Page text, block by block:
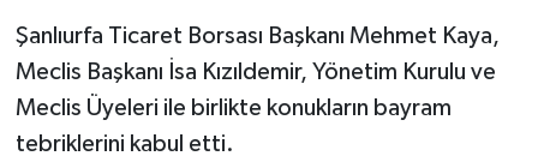
​Şanlıurfa Ticaret Borsası Başkanı Mehmet Kaya,
Meclis Başkanı İsa Kızıldemir, Yönetim Kurulu ve
Meclis Üyeleri ile birlikte konukların bayram
tebriklerini kabul etti.